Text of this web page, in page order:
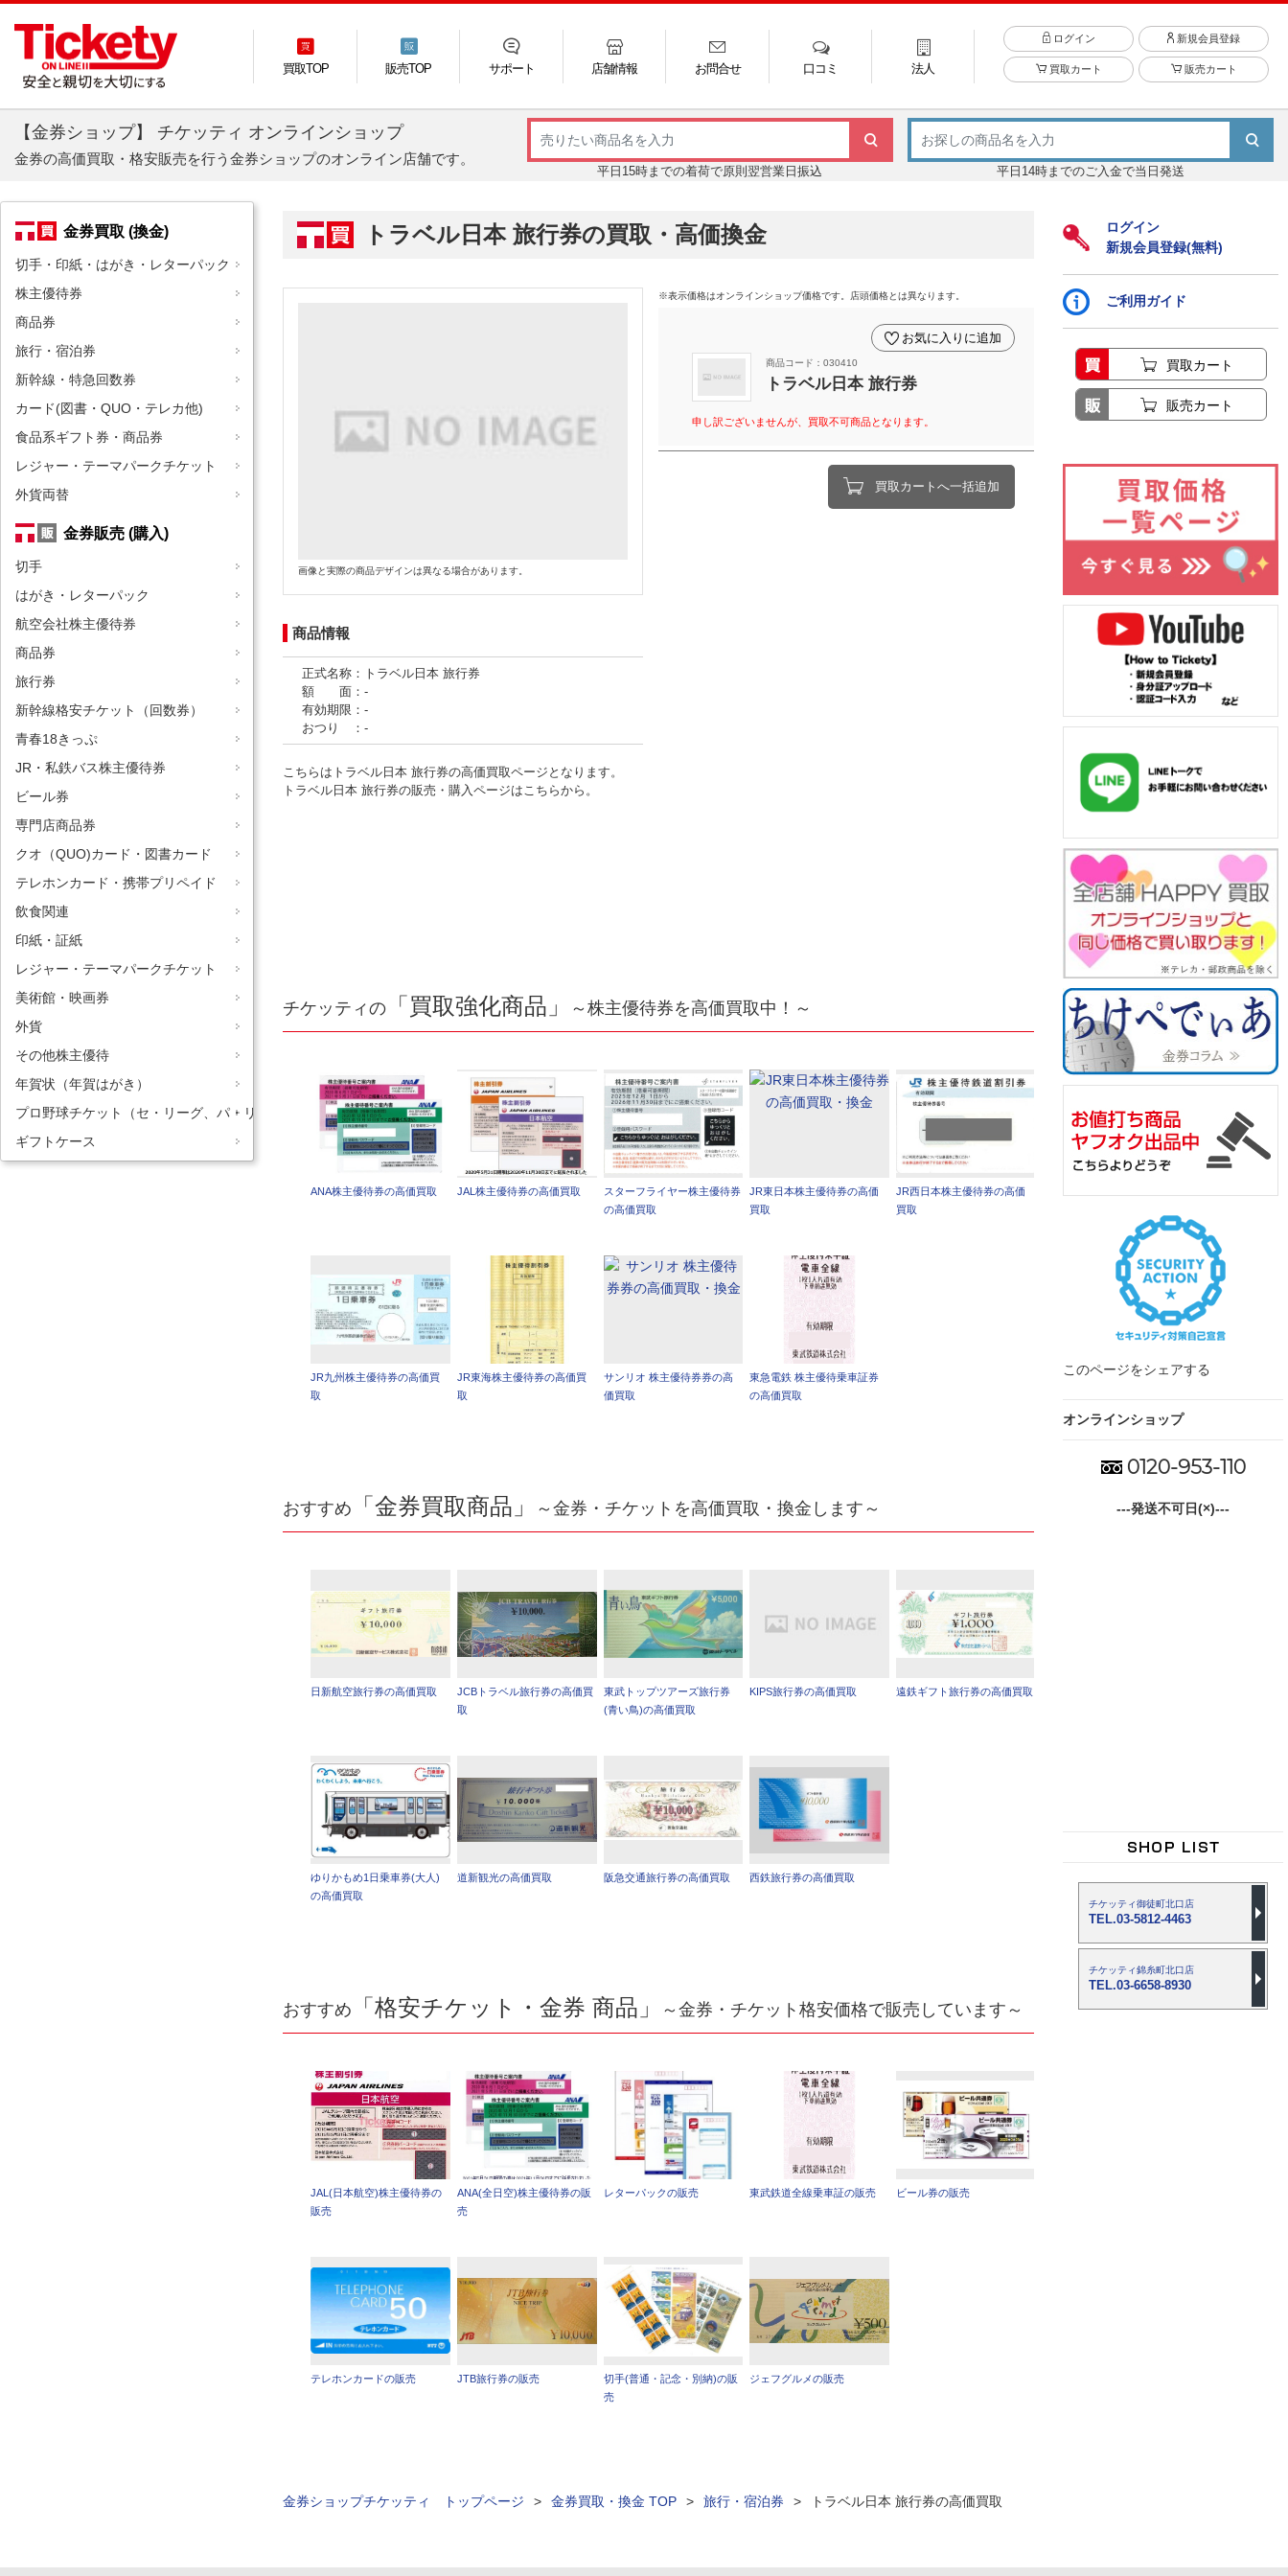
買取TOP 販売TOP サポート
FAQ ご利用ガイド
店舗情報 お問合せ
LINE お電話 メール
口コミ 法人
ログイン 新規会員登録
買取カート 販売カート
【金券ショップ】 チケッティ オンラインショップ
金券の高価買取・格安販売を行う金券ショップのオンライン店舗です。
平日15時までの着荷で原則翌営業日振込 平日14時までのご入金で当日発送
金券買取 (換金)
切手・印紙・はがき・レターパック
株主優待券
商品券
旅行・宿泊券
新幹線・特急回数券
カード(図書・QUO・テレカ他)
食品系ギフト券・商品券
レジャー・テーマパークチケット
外貨両替
金券販売 (購入)
切手
はがき・レターパック
航空会社株主優待券
商品券
旅行券
新幹線格安チケット（回数券）
青春18きっぷ
JR・私鉄バス株主優待券
ビール券
専門店商品券
クオ（QUO)カード・図書カード
テレホンカード・携帯プリペイド
飲食関連
印紙・証紙
レジャー・テーマパークチケット
美術館・映画券
外貨
その他株主優待
年賀状（年賀はがき）
プロ野球チケット（セ・リーグ、パ・リーグ）
ギフトケース
トラベル日本 旅行券の買取・高価換金
画像と実際の商品デザインは異なる場合があります。
商品情報
正式名称：トラベル日本 旅行券
額 面：-
有効期限：-
おつり ：-
こちらはトラベル日本 旅行券の高価買取ページとなります。
トラベル日本 旅行券の販売・購入ページはこちらから。
※表示価格はオンラインショップ価格です。店頭価格とは異なります。
商品コード：030410
トラベル日本 旅行券
お気に入りに追加
申し訳ございませんが、買取不可商品となります。
買取カートへ一括追加
チケッティの 「買取強化商品」 ～株主優待券を高価買取中！～
ANA株主優待券の高価買取 JAL株主優待券の高価買取
スターフライヤー株主優待券
の高価買取
JR東日本株主優待券の高価
買取
JR西日本株主優待券の高価
買取
JR九州株主優待券の高価買
取
JR東海株主優待券の高価買
取
サンリオ 株主優待券券の高
価買取
東急電鉄 株主優待乗車証券
の高価買取
おすすめ 「金券買取商品」 ～金券・チケットを高価買取・換金します～
日新航空旅行券の高価買取
JCBトラベル旅行券の高価買
取
東武トップツアーズ旅行券
(青い鳥)の高価買取
KIPS旅行券の高価買取 遠鉄ギフト旅行券の高価買取
ゆりかもめ1日乗車券(大人)
の高価買取
道新観光の高価買取 阪急交通旅行券の高価買取 西鉄旅行券の高価買取
おすすめ 「格安チケット・金券 商品」 ～金券・チケット格安価格で販売しています～
JAL(日本航空)株主優待券の
販売
ANA(全日空)株主優待券の販
売
レターパックの販売 東武鉄道全線乗車証の販売 ビール券の販売
テレホンカードの販売 JTB旅行券の販売
切手(普通・記念・別納)の販
売
ジェフグルメの販売
金券ショップチケッティ トップページ > 金券買取・換金 TOP > 旅行・宿泊券 > トラベル日本 旅行券の高価買取
ログイン
新規会員登録(無料)
ご利用ガイド
買取カート
販売カート
このページをシェアする
オンラインショップ
0120-953-110
---発送不可日(×)---
チケッティ御徒町北口店
TEL.03-5812-4463
チケッティ錦糸町北口店
TEL.03-6658-8930